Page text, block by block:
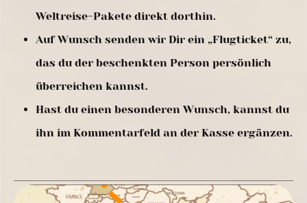
Weltreise-Pakete direkt dorthin.
Auf Wunsch senden wir Dir ein „Flugticket“ zu,
das du der beschenkten Person persönlich
überreichen kannst.
Hast du einen besonderen Wunsch, kannst du
ihn im Kommentarfeld an der Kasse ergänzen.